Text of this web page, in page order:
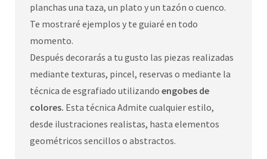
planchas una taza, un plato y un tazón o cuenco.
Te mostraré ejemplos y te guiaré en todo
momento.
Después decorarás a tu gusto las piezas realizadas
mediante texturas, pincel, reservas o mediante la
técnica de esgrafiado utilizando engobes de
colores. Esta técnica Admite cualquier estilo,
desde ilustraciones realistas, hasta elementos
geométricos sencillos o abstractos.